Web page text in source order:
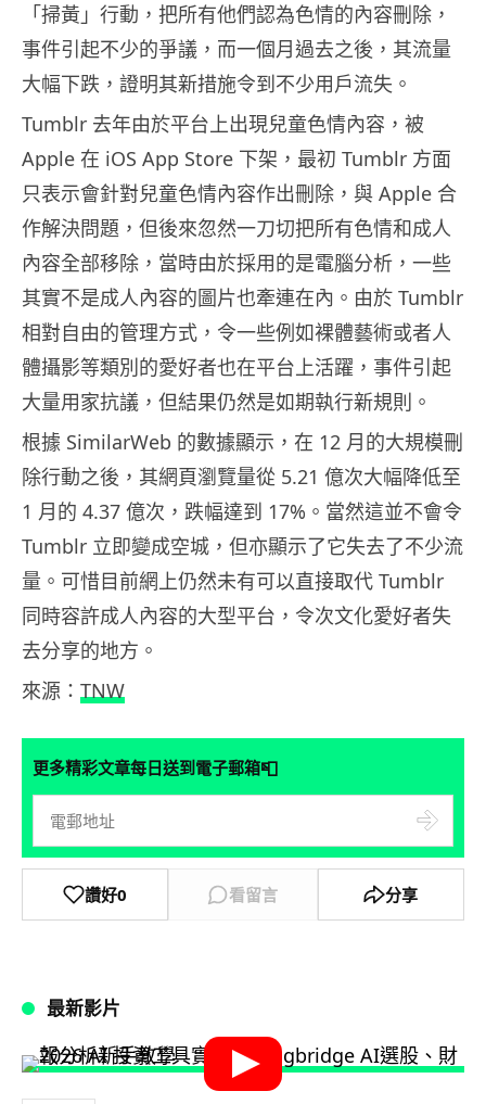
「掃黃」行動，把所有他們認為色情的內容刪除，
事件引起不少的爭議，而一個月過去之後，其流量
大幅下跌，證明其新措施令到不少用戶流失。
Tumblr 去年由於平台上出現兒童色情內容，被
Apple 在 iOS App Store 下架，最初 Tumblr 方面
只表示會針對兒童色情內容作出刪除，與 Apple 合
作解決問題，但後來忽然一刀切把所有色情和成人
內容全部移除，當時由於採用的是電腦分析，一些
其實不是成人內容的圖片也牽連在內。由於 Tumblr
相對自由的管理方式，令一些例如裸體藝術或者人
體攝影等類別的愛好者也在平台上活躍，事件引起
大量用家抗議，但結果仍然是如期執行新規則。
根據 SimilarWeb 的數據顯示，在 12 月的大規模刪
除行動之後，其網頁瀏覽量從 5.21 億次大幅降低至
1 月的 4.37 億次，跌幅達到 17%。當然這並不會令
Tumblr 立即變成空城，但亦顯示了它失去了不少流
量。可惜目前網上仍然未有可以直接取代 Tumblr
同時容許成人內容的大型平台，令次文化愛好者失
去分享的地方。
來源： TNW
更多精彩文章每日送到電子郵箱📮
讚好0 看留言 分享
最新影片